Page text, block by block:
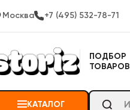
Москва +7 (495) 532-78-71
ПОДБОР
ТОВАРОВ
КАТАЛОГ